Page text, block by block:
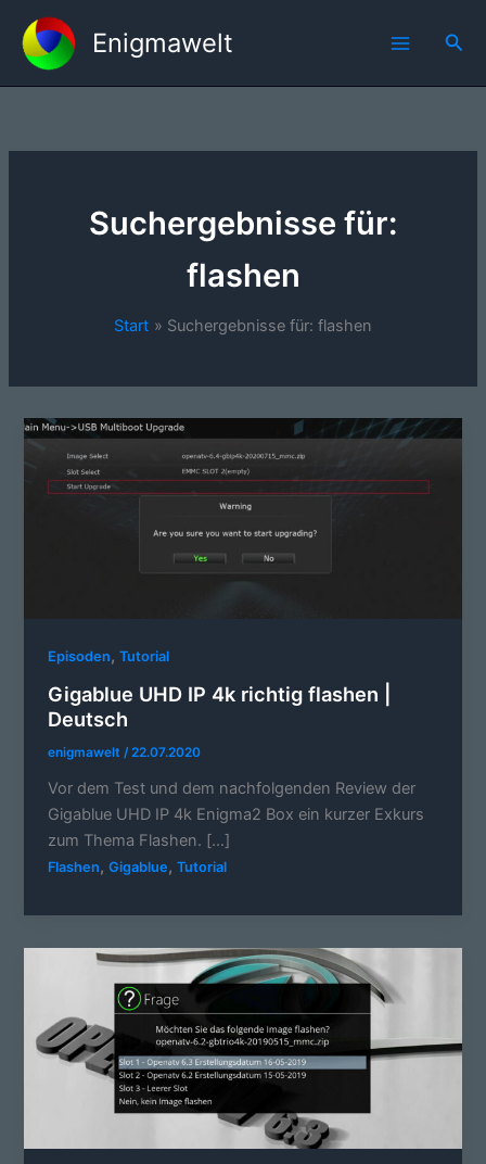
Inhalt
springen
Enigmawelt
Suchergebnisse für:
flashen
Start Suchergebnisse für: flashen
Episoden,Tutorial
Gigablue UHD IP 4k richtig flashen |
Deutsch
enigmawelt/22.07.2020
Vor dem Test und dem nachfolgenden Review der
Gigablue UHD IP 4k Enigma2 Box ein kurzer Exkurs
zum Thema Flashen. […]
Flashen,Gigablue,Tutorial